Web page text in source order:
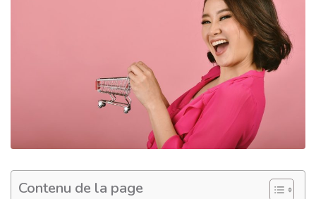
Contenu de la page